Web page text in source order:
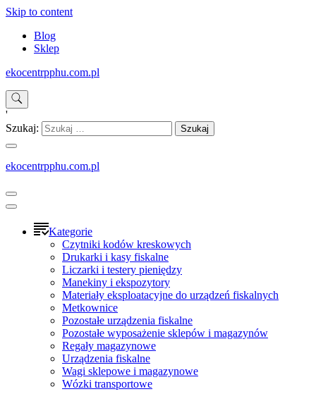
Skip to content
Blog
Sklep
ekocentrpphu.com.pl
'
Szukaj:
ekocentrpphu.com.pl
Kategorie
Czytniki kodów kreskowych
Drukarki i kasy fiskalne
Liczarki i testery pieniędzy
Manekiny i ekspozytory
Materiały eksploatacyjne do urządzeń fiskalnych
Metkownice
Pozostałe urządzenia fiskalne
Pozostałe wyposażenie sklepów i magazynów
Regały magazynowe
Urządzenia fiskalne
Wagi sklepowe i magazynowe
Wózki transportowe